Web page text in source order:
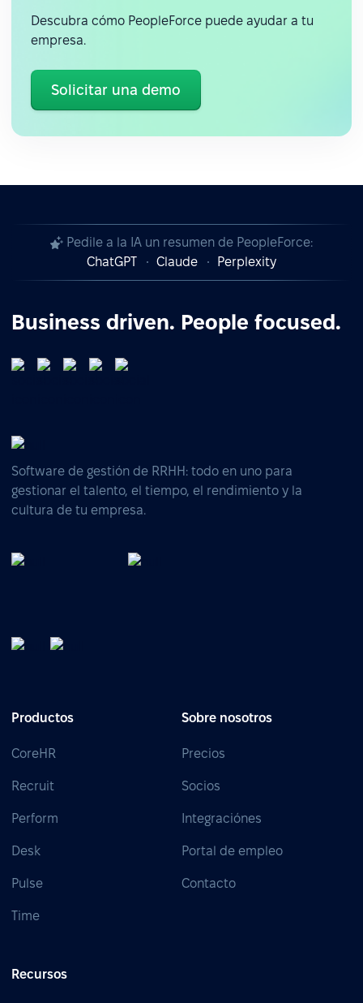
Descubra cómo PeopleForce puede ayudar a tu
empresa.
Solicitar una demo
Pedile a la IA un resumen de PeopleForce:
ChatGPT
Claude Perplexity
Business driven. People focused.
Software de gestión de RRHH: todo en uno para
gestionar el talento, el tiempo, el rendimiento y la
cultura de tu empresa.
Productos
CoreHR
Recruit
Perform
Desk
Pulse
Time
Sobre nosotros
Precios
Socios
Integraciónes
Portal de empleo
Contacto
Recursos